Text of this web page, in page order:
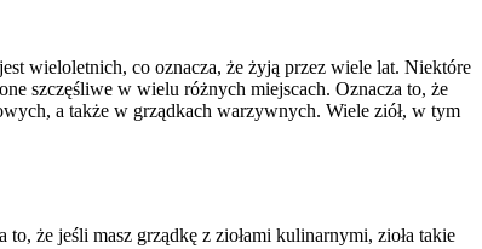
wieloletnich, co oznacza, że żyją przez wiele lat. Niektóre
szczęśliwe w wielu różnych miejscach. Oznacza to, że
a także w grządkach warzywnych. Wiele ziół, w tym
że jeśli masz grządkę z ziołami kulinarnymi, zioła takie